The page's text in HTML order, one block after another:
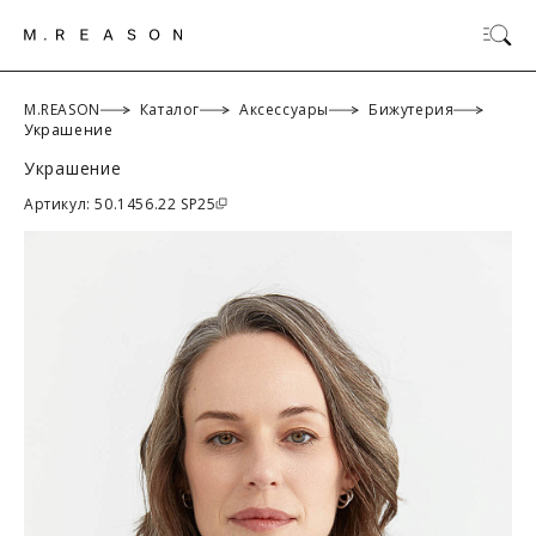
M.REASON Каталог Аксессуары
Бижутерия
Украшение
Украшение
Артикул: 50.1456.22 SP25